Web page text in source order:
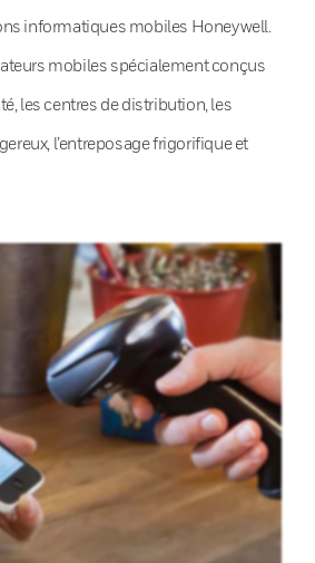
informatiques mobiles Honeywell.
mobiles spécialement conçus
les centres de distribution, les
l’entreposage frigorifique et